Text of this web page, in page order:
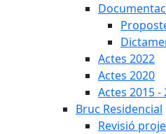
Actes 2022
Actes 2020
Actes 2015 -
Bruc Residencial
Revisió